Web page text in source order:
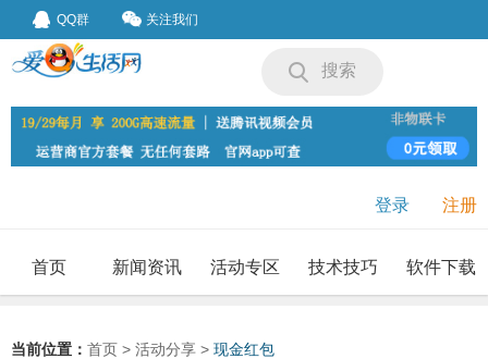
QQ群 关注我们
搜索
登录 注册
首页 新闻资讯 活动专区 技术技巧 软件下载
当前位置： 首页 > 活动分享 > 现金红包